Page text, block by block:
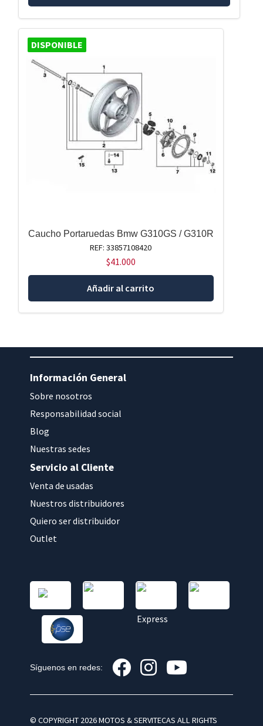
DISPONIBLE
Caucho Portaruedas Bmw G310GS / G310R
REF: 33857108420
$41.000
Añadir al carrito
Información General
Sobre nosotros
Responsabilidad social
Blog
Nuestras sedes
Servicio al Cliente
Venta de usadas
Nuestros distribuidores
Quiero ser distribuidor
Outlet
Síguenos en redes:
© COPYRIGHT 2026 MOTOS & SERVITECAS ALL RIGHTS